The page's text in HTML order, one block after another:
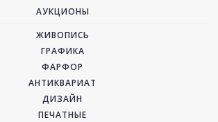
АУКЦИОНЫ
ЖИВОПИСЬ
ГРАФИКА
ФАРФОР
АНТИКВАРИАТ
ДИЗАЙН
ПЕЧАТНЫЕ